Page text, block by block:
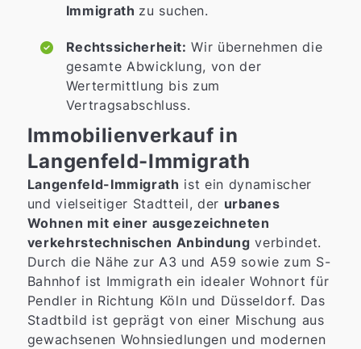
Immigrath zu suchen.
Rechtssicherheit: Wir übernehmen die
gesamte Abwicklung, von der
Wertermittlung bis zum
Vertragsabschluss.
Immobilienverkauf in
Langenfeld-Immigrath
Langenfeld-Immigrath ist ein dynamischer
und vielseitiger Stadtteil, der urbanes
Wohnen mit einer ausgezeichneten
verkehrstechnischen Anbindung verbindet.
Durch die Nähe zur A3 und A59 sowie zum S-
Bahnhof ist Immigrath ein idealer Wohnort für
Pendler in Richtung Köln und Düsseldorf. Das
Stadtbild ist geprägt von einer Mischung aus
gewachsenen Wohnsiedlungen und modernen